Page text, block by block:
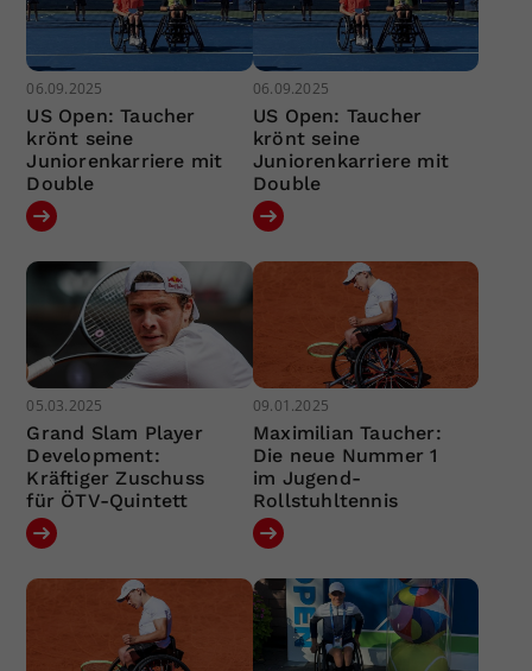
06.09.2025
US Open: Taucher
krönt seine
Juniorenkarriere mit
Double
06.09.2025
US Open: Taucher
krönt seine
Juniorenkarriere mit
Double
05.03.2025
Grand Slam Player
Development:
Kräftiger Zuschuss
für ÖTV-Quintett
09.01.2025
Maximilian Taucher:
Die neue Nummer 1
im Jugend-
Rollstuhltennis